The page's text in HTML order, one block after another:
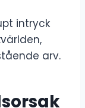
intryck
arv.